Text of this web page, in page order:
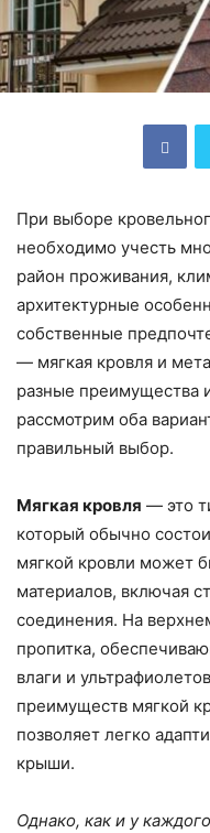
При выборе
необходимо учесть
район проживания,
архитектурные
собственные
— мягкая кровля и
разные преимущества
рассмотрим оба
правильный выбор.
Мягкая кровля — это
который обычно
мягкой кровли может
материалов, включая
соединения. На
пропитка,
влаги и
преимуществ мягкой
позволяет легко
крыши.
Однако, как и у